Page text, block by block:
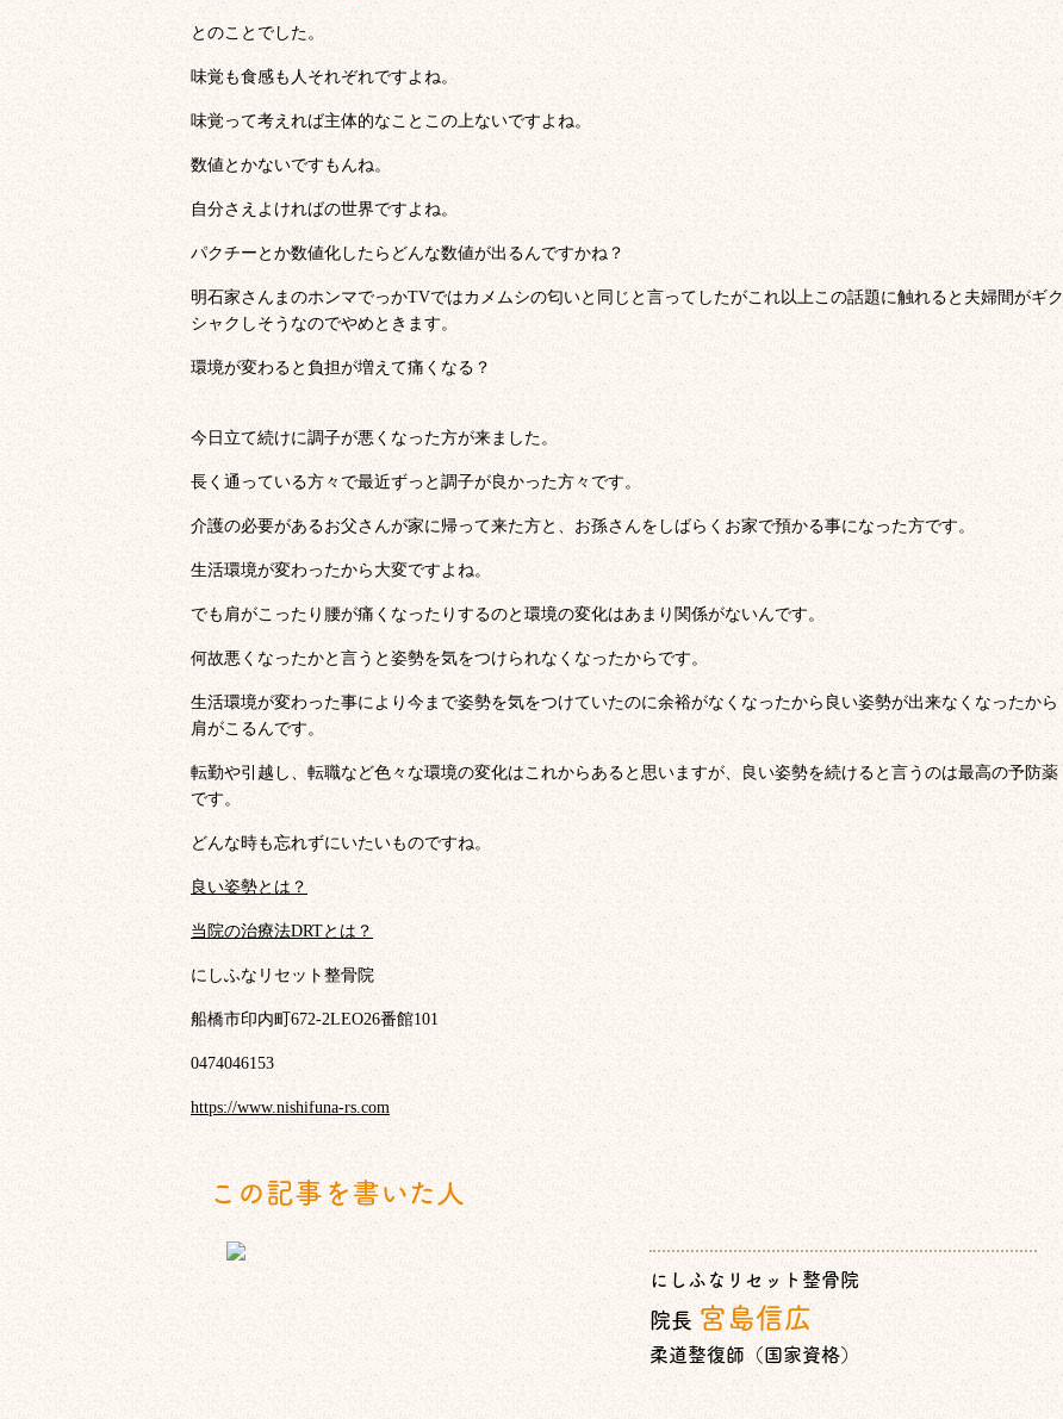
とのことでした。
味覚も食感も人それぞれですよね。
味覚って考えれば主体的なことこの上ないですよね。
数値とかないですもんね。
自分さえよければの世界ですよね。
パクチーとか数値化したらどんな数値が出るんですかね？
明石家さんまのホンマでっかTVではカメムシの匂いと同じと言ってしたがこれ以上この話題に触れると夫婦間がギク
シャクしそうなのでやめときます。
環境が変わると負担が増えて痛くなる？
今日立て続けに調子が悪くなった方が来ました。
長く通っている方々で最近ずっと調子が良かった方々です。
介護の必要があるお父さんが家に帰って来た方と、お孫さんをしばらくお家で預かる事になった方です。
生活環境が変わったから大変ですよね。
でも肩がこったり腰が痛くなったりするのと環境の変化はあまり関係がないんです。
何故悪くなったかと言うと姿勢を気をつけられなくなったからです。
生活環境が変わった事により今まで姿勢を気をつけていたのに余裕がなくなったから良い姿勢が出来なくなったから
肩がこるんです。
転勤や引越し、転職など色々な環境の変化はこれからあると思いますが、良い姿勢を続けると言うのは最高の予防薬
です。
どんな時も忘れずにいたいものですね。
良い姿勢とは？
当院の治療法DRTとは？
にしふなリセット整骨院
船橋市印内町672-2LEO26番館101
0474046153
https://www.nishifuna-rs.com
この記事を書いた人
にしふなリセット整骨院
院長 宮島信広
柔道整復師（国家資格）